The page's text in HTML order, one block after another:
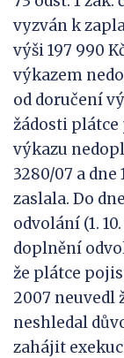
vyzván k
výši 197 990
výkazem
od doručení
žádosti
výkazu
3280/07 a dne
zaslala. Do
odvolání (1.
doplnění
že plátce
2007 neuvedl
neshledal
zahájit